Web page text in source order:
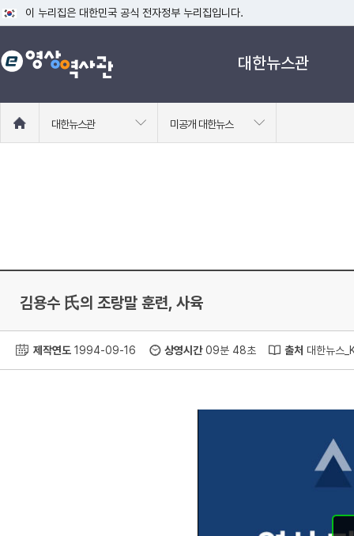
이 누리집은 대한민국 공식 전자정부 누리집입니다.
공식 누리집 주소 확인하기
go.kr 주소를 사용하는 누리집은 대한민국 정부기관이 관리하는 누리집입니
대한뉴스관
로
대한뉴스관 미공개 대한뉴스
김용수 氏의 조랑말 훈련, 사육
제작연도 1994-09-16 상영시간09분 48초 출처 대한뉴스